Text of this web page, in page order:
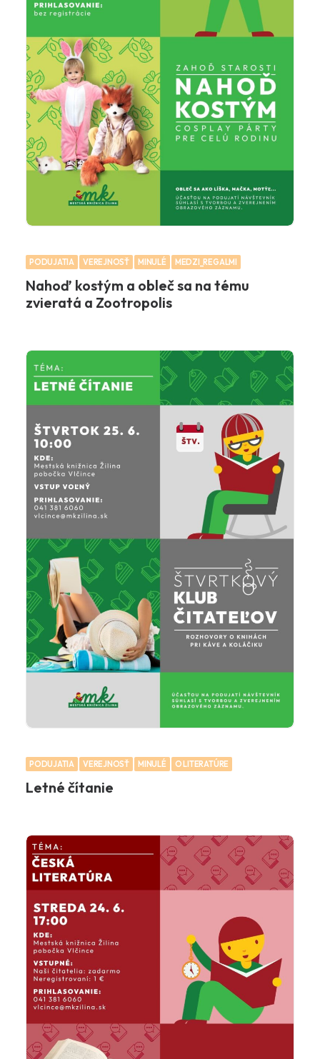
PODUJATIA VEREJNOSŤ MINULÉ MEDZI_REGALMI
Nahoď kostým a obleč sa na tému
zvieratá a Zootropolis
PODUJATIA VEREJNOSŤ MINULÉ O LITERATÚRE
Letné čítanie